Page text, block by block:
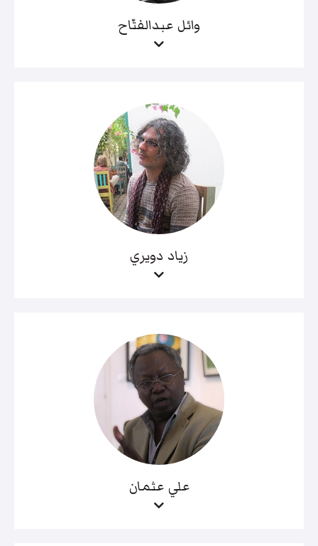
وائل عبدالفتّاح
زياد دويري
علي عثمان